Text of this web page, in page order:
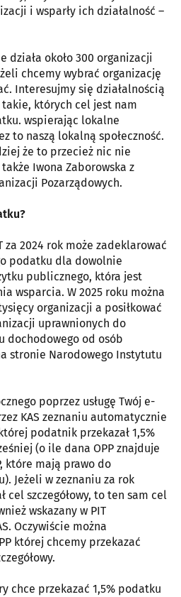
i wsparły ich działalność –
działa około 300 organizacji
chcemy wybrać organizację
Interesujmy się działalnością
których cel jest nam
wspierając lokalne
to naszą lokalną społeczność.
że to przecież nic nie
Iwona Zaborowska z
Pozarządowych.
2024 rok może zadeklarować
podatku dla dowolnie
publicznego, która jest
wsparcia. W 2025 roku można
organizacji a posiłkować
uprawnionych do
dochodowego od osób
stronie Narodowego Instytutu
poprzez usługę Twój e-
KAS zeznaniu automatycznie
podatnik przekazał 1,5%
(o ile dana OPP znajduje
które mają prawo do
Jeżeli w zeznaniu za rok
cel szczegółowy, to ten sam cel
wskazany w PIT
Oczywiście można
której chcemy przekazać
chce przekazać 1,5% podatku